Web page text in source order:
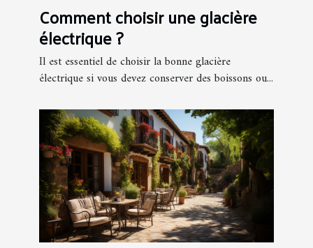
Comment choisir une glacière
électrique ?
Il est essentiel de choisir la bonne glacière
électrique si vous devez conserver des boissons ou...